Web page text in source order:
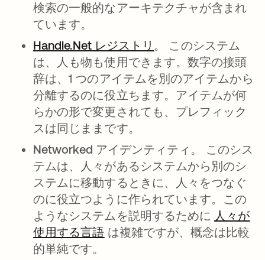
検索の一般的なアーキテクチャが含まれ
ています。
Handle.Net レジストリ 新しいタブで開く
。 このシステム
は、人も物も使用できます。数字の接頭
辞は、1 つのアイテムを別のアイテムから
分離するのに役立ちます。アイテムが何
らかの形で変更されても、プレフィック
スは同じままです。
Networked アイデンティティ。
このシス
テムは、人々があるシステムから別のシ
ステムに移動するときに、人々をつなぐ
のに役立つように作られています。この
ようなシステムを説明するために 人々が
使用する言語 新しいタブで開く
は複雑ですが、概念は比較
的単純です。